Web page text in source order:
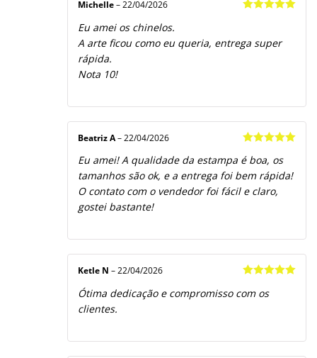
Michelle – 22/04/2026
Eu amei os chinelos.
A arte ficou como eu queria, entrega super
rápida.
Nota 10!
de 5
Beatriz A – 22/04/2026
Eu amei! A qualidade da estampa é boa, os
tamanhos são ok, e a entrega foi bem rápida!
O contato com o vendedor foi fácil e claro,
gostei bastante!
de 5
Ketle N – 22/04/2026
Ótima dedicação e compromisso com os
clientes.